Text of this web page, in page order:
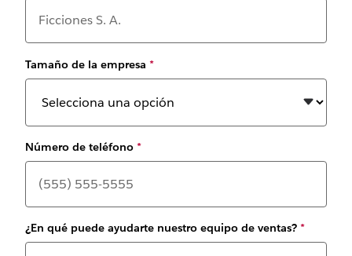
Tamaño de la empresa *
Número de teléfono *
¿En qué puede ayudarte nuestro equipo de ventas? *